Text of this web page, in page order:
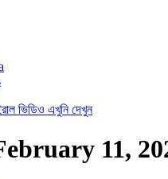
ভিডিও এখুনি দেখুন
11,